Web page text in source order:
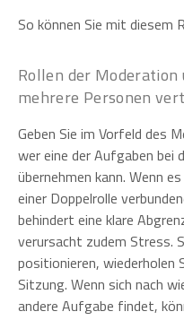
So können Sie mit diesem
Rollen der
mehrere Personen
Geben Sie im Vorfeld des
wer eine der Aufgaben bei
übernehmen kann. Wenn
einer Doppelrolle
behindert eine klare
verursacht zudem Stress.
positionieren, wiederholen
Sitzung. Wenn sich nach
andere Aufgabe findet,